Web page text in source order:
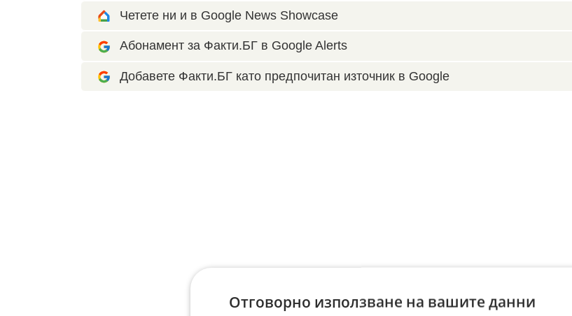
Четете ни и в Google News Showcase
Абонамент за Факти.БГ в Google Alerts
Добавете Факти.БГ като предпочитан източник в Google
Отговорно използване на вашите данни